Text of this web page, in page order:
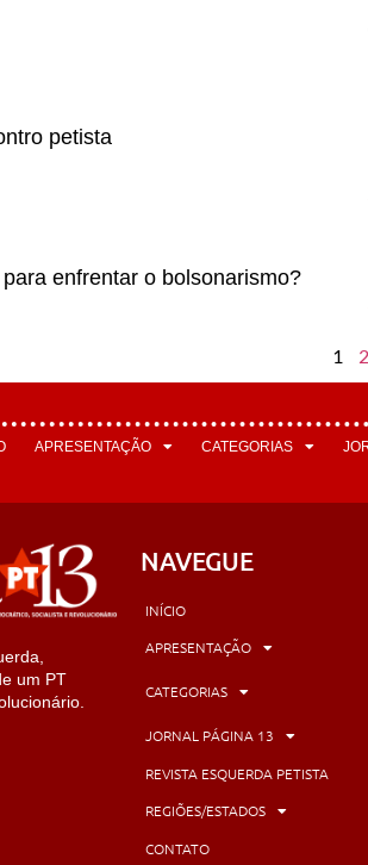
petista
enfrentar o bolsonarismo?
1 2
APRESENTAÇÃO CATEGORIAS
um PT
NAVEGUE
INÍCIO
APRESENTAÇÃO
CATEGORIAS
JORNAL PÁGINA 13
REVISTA ESQUERDA PETISTA
REGIÕES/ESTADOS
CONTATO